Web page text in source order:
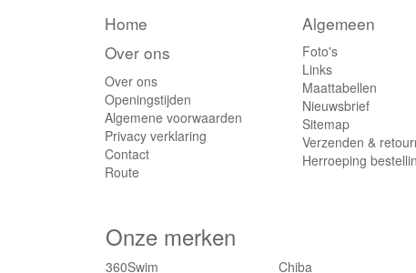
Home
Over ons
Over ons
Openingstijden
Algemene voorwaarden
Privacy verklaring
Contact
Route
Algemeen
Foto's
Links
Maattabellen
Nieuwsbrief
Sitemap
Verzenden &
Herroeping
Onze merken
360Swim Chiba